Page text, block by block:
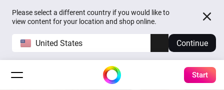
Please select a different country if you would like to
view content for your location and shop online.
United States Continue
Start